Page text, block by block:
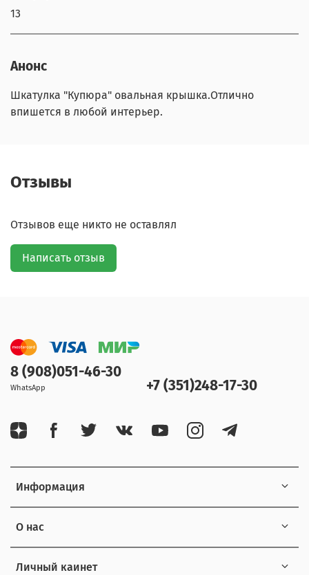
13
Анонс
Шкатулка "Купюра" овальная крышка.Отлично
впишется в любой интерьер.
Отзывы
Отзывов еще никто не оставлял
Написать отзыв
Информация
О нас
Личный каинет
8 (908)051-46-30
WhatsApp +7 (351)248-17-30